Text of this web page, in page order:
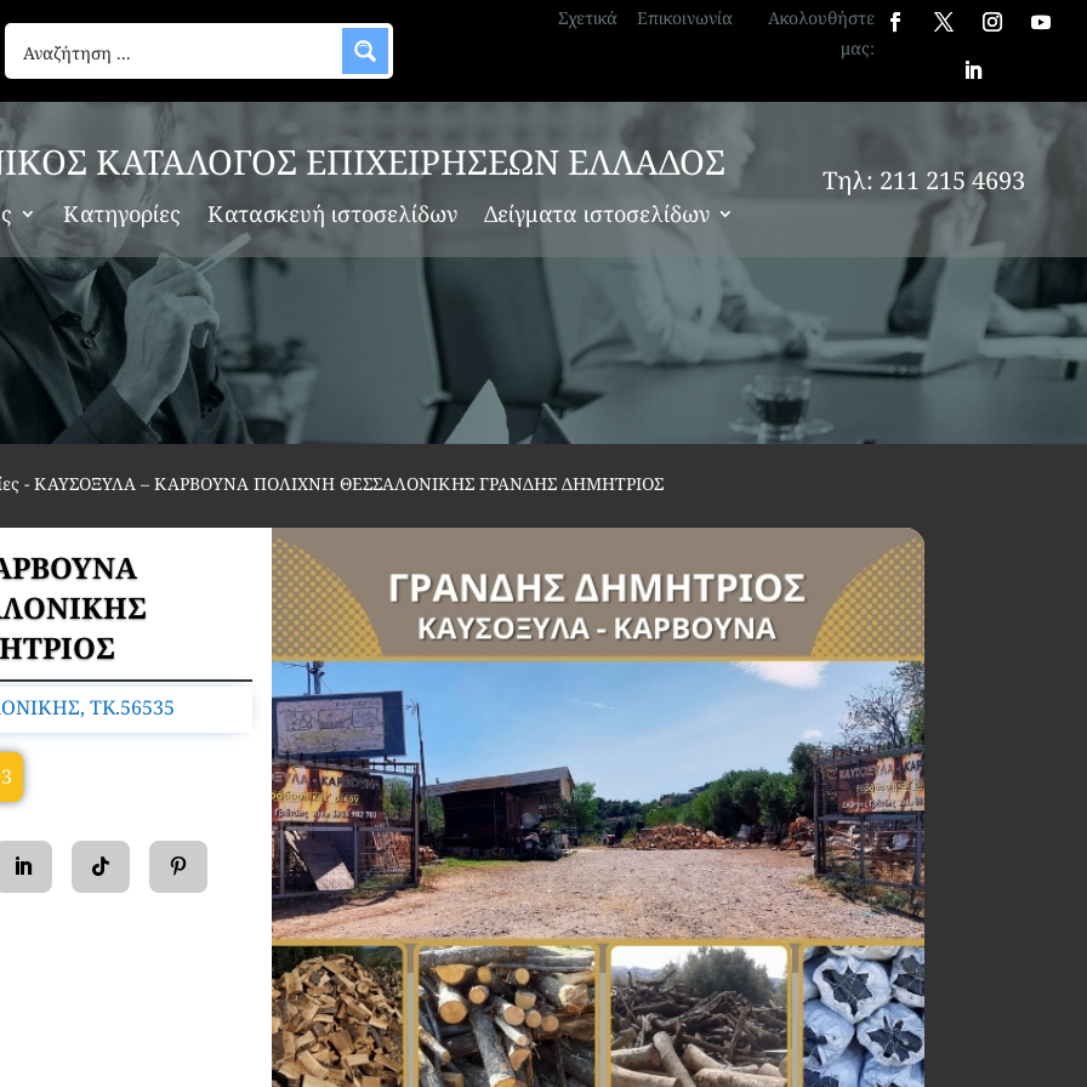
Σχετικά Επικοινωνία
Ακολουθήστε
μας:
ΚΑΤΑΛΟΓΟΣ ΕΠΙΧΕΙΡΗΣΕΩΝ ΕΛΛΑΔΟΣ
Κατηγορίες Κατασκευή ιστοσελίδων Δείγματα ιστοσελίδων
Τηλ: 211 215 4693
-ΚΑΥΣΟΞΥΛΑ – ΚΑΡΒΟΥΝΑ ΠΟΛΙΧΝΗ ΘΕΣΣΑΛΟΝΙΚΗΣ ΓΡΑΝΔΗΣ ΔΗΜΗΤΡΙΟΣ
TK.56535